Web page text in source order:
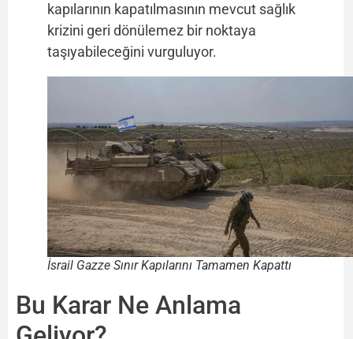
kapılarının kapatılmasının mevcut sağlık
krizini geri dönülemez bir noktaya
taşıyabileceğini vurguluyor.
İsrail Gazze Sınır Kapılarını Tamamen Kapattı
Bu Karar Ne Anlama